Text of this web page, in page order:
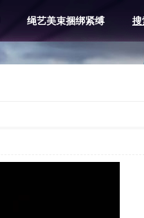
绳艺美束捆绑紧缚